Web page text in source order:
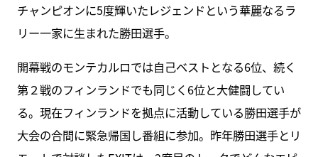
チャンピオンに5度輝いたレジェンドという華麗なるラ
リー一家に生まれた勝田選手。
開幕戦のモンテカルロでは自己ベストとなる6位、続く
第２戦のフィンランドでも同じく6位と大健闘してい
る。現在フィンランドを拠点に活動している勝田選手が
大会の合間に緊急帰国し番組に参加。昨年勝田選手とリ